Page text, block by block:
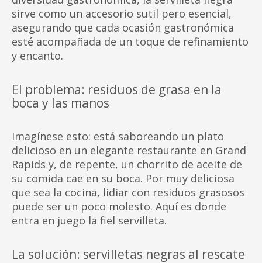
sirve como un accesorio sutil pero esencial,
asegurando que cada ocasión gastronómica
esté acompañada de un toque de refinamiento
y encanto.
El problema: residuos de grasa en la
boca y las manos
Imagínese esto: está saboreando un plato
delicioso en un elegante restaurante en Grand
Rapids y, de repente, un chorrito de aceite de
su comida cae en su boca. Por muy deliciosa
que sea la cocina, lidiar con residuos grasosos
puede ser un poco molesto. Aquí es donde
entra en juego la fiel servilleta.
La solución: servilletas negras al rescate